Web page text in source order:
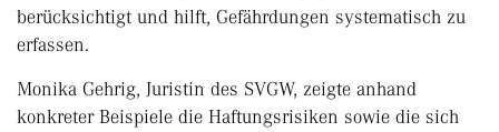
berücksichtigt und hilft, Gefährdungen systematisch zu
erfassen.
Monika Gehrig, Juristin des SVGW, zeigte anhand
konkreter Beispiele die Haftungsrisiken sowie die sich